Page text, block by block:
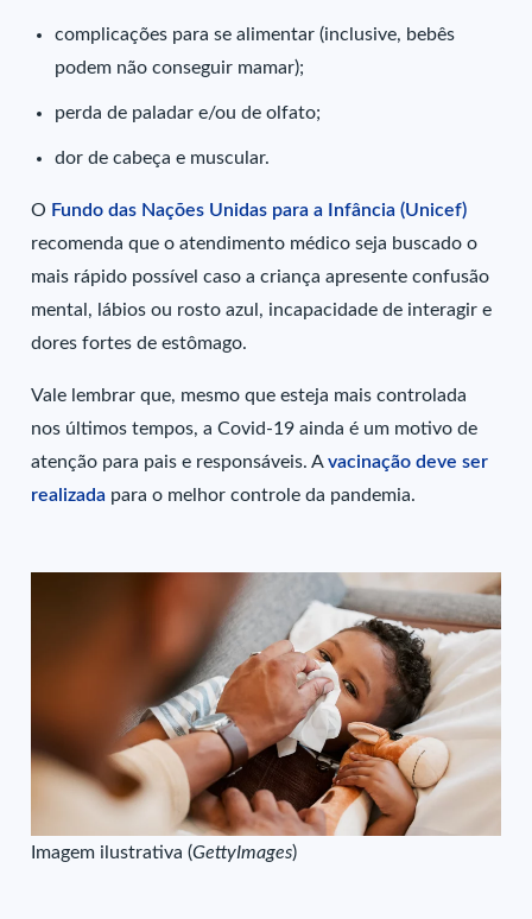
complicações para se alimentar (inclusive, bebês
podem não conseguir mamar);
perda de paladar e/ou de olfato;
dor de cabeça e muscular.
O Fundo das Nações Unidas para a Infância (Unicef)
recomenda que o atendimento médico seja buscado o
mais rápido possível caso a criança apresente confusão
mental, lábios ou rosto azul, incapacidade de interagir e
dores fortes de estômago.
Vale lembrar que, mesmo que esteja mais controlada
nos últimos tempos, a Covid-19 ainda é um motivo de
atenção para pais e responsáveis. Avacinação deve ser
realizada para o melhor controle da pandemia.
Imagem ilustrativa (GettyImages)